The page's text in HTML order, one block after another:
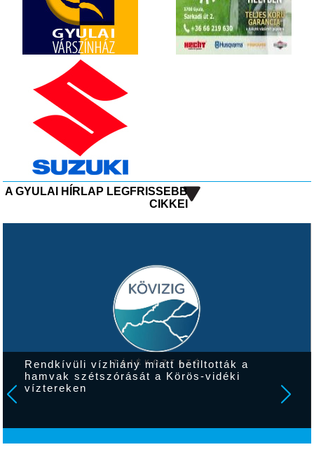
A GYULAI HÍRLAP LEGFRISSEBB
CIKKEI
vízhiány miatt betiltották a
szétszórását a Körös-vidéki